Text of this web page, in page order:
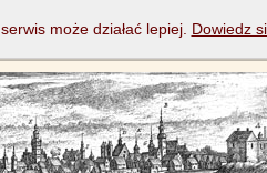
może działać lepiej. Dowiedz